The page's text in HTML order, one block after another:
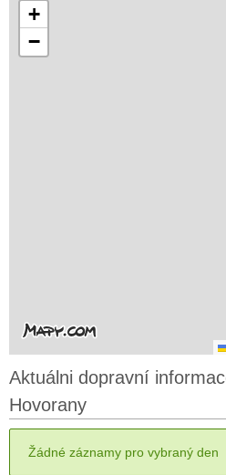
+
−
Aktuálni dopravní
Hovorany
Žádné záznamy pro vybraný den